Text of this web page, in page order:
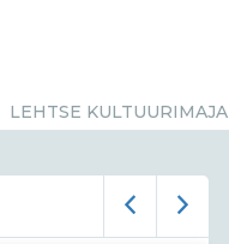
LEHTSE KULTUURIMAJA